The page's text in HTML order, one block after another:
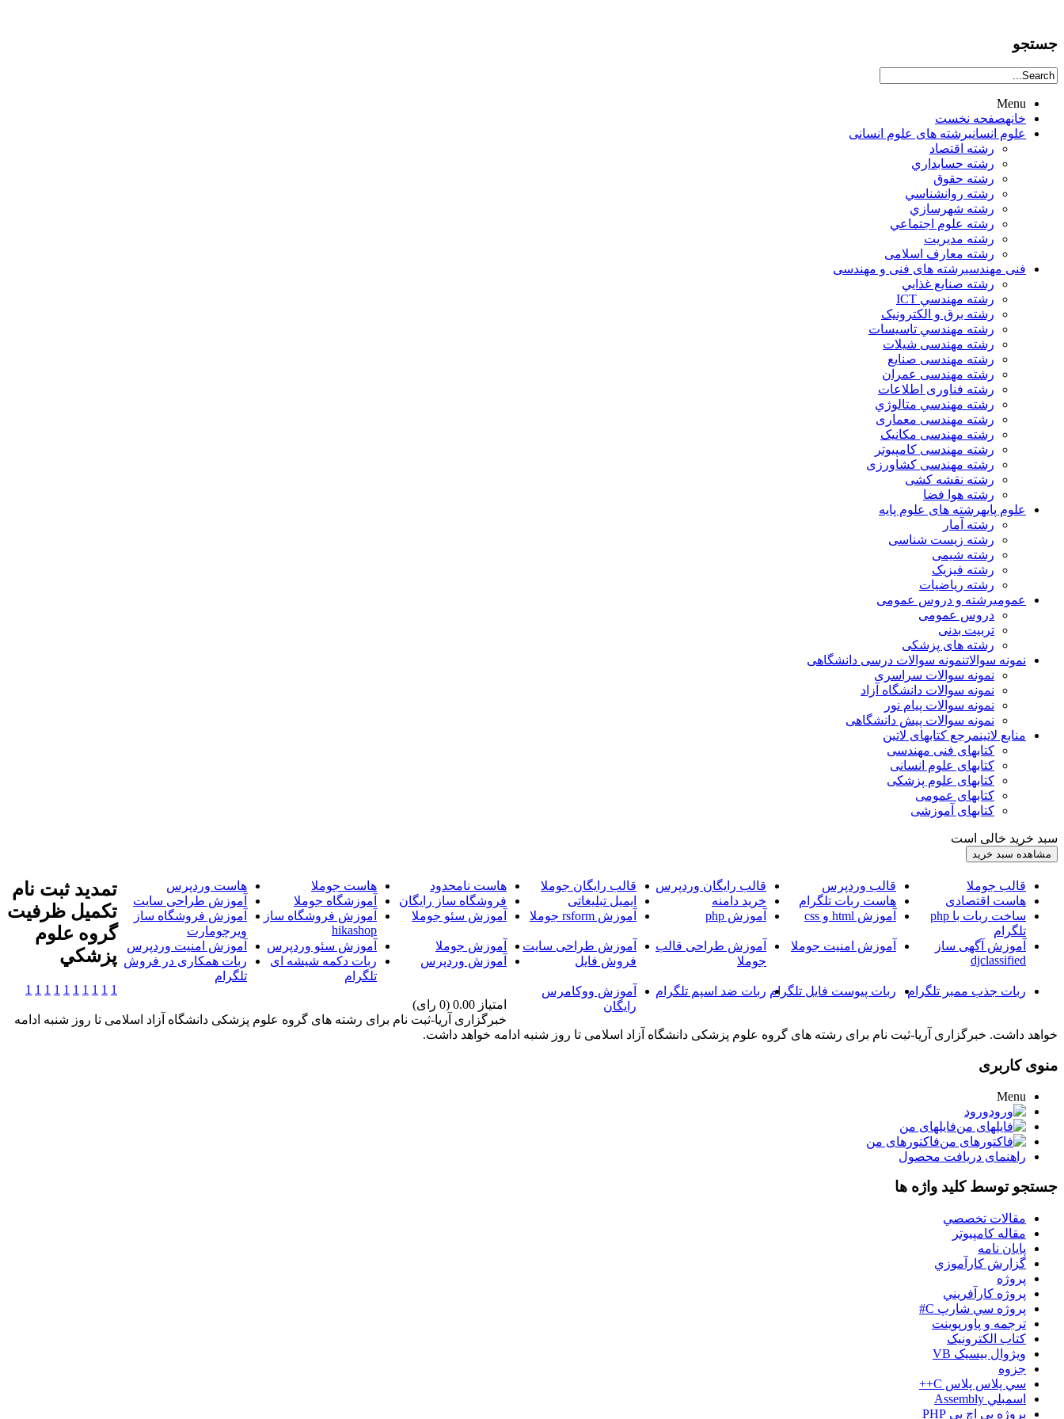
جستجو
Menu
خانهصفحه نخست
علوم انسانيرشته های علوم انسانی
رشته اقتصاد
رشته حسابداري
رشته حقوق
رشته روانشناسي
رشته شهرسازي
رشته علوم اجتماعي
رشته مديريت
رشته معارف اسلامی
فنی مهندسیرشته های فنی و مهندسی
رشته صنايع غذايي
رشته مهندسي ICT
رشته برق و الکترونيک
رشته مهندسي تاسيسات
رشته مهندسی شیلات
رشته مهندسی صنایع
رشته مهندسی عمران
رشته فناوری اطلاعات
رشته مهندسي متالوژي
رشته مهندسی معماری
رشته مهندسی مکانیک
رشته مهندسی کامپیوتر
رشته مهندسی کشاورزی
رشته نقشه کشی
رشته هوا فضا
علوم پایهرشته های علوم پایه
رشته آمار
رشته زیست شناسی
رشته شیمی
رشته فیزیک
رشته ریاضیات
عمومیرشته و دروس عمومی
دروس عمومی
تربیت بدنی
رشته های پزشکی
نمونه سوالاتنمونه سوالات درسی دانشگاهی
نمونه سوالات سراسری
نمونه سوالات دانشگاه آزاد
نمونه سوالات پیام نور
نمونه سوالات پیش دانشگاهی
منابع لاتینمرجع کتابهای لاتین
کتابهای فنی مهندسی
کتابهای علوم انسانی
کتابهای علوم پزشکی
کتابهای عمومی
کتابهای آموزشی
سبد خرید خالی است
قالب جوملا قالب وردپرس قالب رایگان وردپرس قالب رایگان جوملا هاست نامحدود هاست جوملا
هاست وردپرس
هاست اقتصادی
هاست ربات تلگرام خرید دامنه ایمیل تبلیغاتی فروشگاه ساز رایگان آموزشگاه جوملا
آموزش طراحی سایت
ساخت ربات با php
تلگرام
آموزش html و css آموزش php آموزش rsform جوملا آموزش سئو جوملا
آموزش فروشگاه ساز
hikashop
آموزش فروشگاه ساز
ویرچومارت
آموزش آگهی ساز
djclassified
آموزش امنیت جوملا
آموزش طراحی قالب
جوملا
آموزش طراحی سایت
فروش فایل
آموزش جوملا آموزش سئو وردپرس
آموزش امنیت وردپرس
آموزش وردپرس
ربات دکمه شیشه ای
تلگرام
ربات همکاری در فروش
تلگرام
ربات جذب ممبر تلگرام
ربات پیوست فایل تلگرام ربات ضد اسپم تلگرام
آموزش ووکامرس
رایگان
تمديد ثبت نام
تکميل ظرفيت
گروه علوم
پزشکي
1
1
1
1
1
1
1
1
1
1
امتیاز 0.00 (0 رای)
خبرگزاری آریا-ثبت نام برای رشته های گروه علوم پزشکی دانشگاه آزاد اسلامی تا روز شنبه ادامه
خواهد داشت. خبرگزاری آریا-ثبت نام برای رشته های گروه علوم پزشکی دانشگاه آزاد اسلامی تا روز شنبه ادامه خواهد داشت.
منوی کاربری
Menu
ورود
فایلهای من
فاکتورهای من
راهنمای دریافت محصول
جستجو توسط کلید واژه ها
مقالات تخصصي
مقاله کامپیوتر
پایان نامه
گزارش کارآموزي
پروژه
پروژه کارآفريني
پروژه سي شارپ C#
ترجمه و پاورپوينت
کتاب الکترونيک
ويژوال بيسيک VB
جزوه
سي پلاس پلاس C++
اسمبلي Assembly
پروژه پي اچ پي PHP